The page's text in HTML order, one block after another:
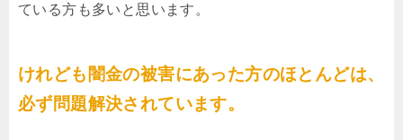
ている方も多いと思います。
けれども闇金の被害にあった方のほとんどは、
必ず問題解決されています。